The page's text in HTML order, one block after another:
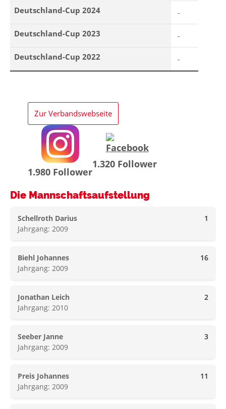
Deutschland-Cup 2024 -
Deutschland-Cup 2023 -
Deutschland-Cup 2022 -
Zur Verbandswebseite
1.980 Follower
1.320 Follower
Die Mannschaftsaufstellung
Schellroth Darius
1
Jahrgang: 2009
Biehl Johannes
16
Jahrgang: 2009
Jonathan Leich
2
Jahrgang: 2010
Seeber Janne
3
Jahrgang: 2009
Preis Johannes
11
Jahrgang: 2009